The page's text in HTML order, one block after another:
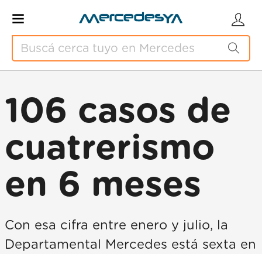
106 casos de
cuatrerismo
en 6 meses
Con esa cifra entre enero y julio, la
Departamental Mercedes está sexta en